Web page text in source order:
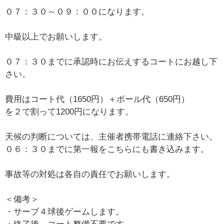
０７：３０～０９：００になります。
中級以上でお願いします。
０７：３０までに承認時にお伝えするコートにお越し下
さい。
費用はコート代（1650円）＋ボール代（650円）
を２で割って1200円になります。
天候の判断については、主催者携帯電話に連絡下さい。
０６：３０までに第一報をこちらにも書き込みます。
事故等の対処は各自の責任でお願いします。
＜備考＞
・サーブ４球後ゲームします。